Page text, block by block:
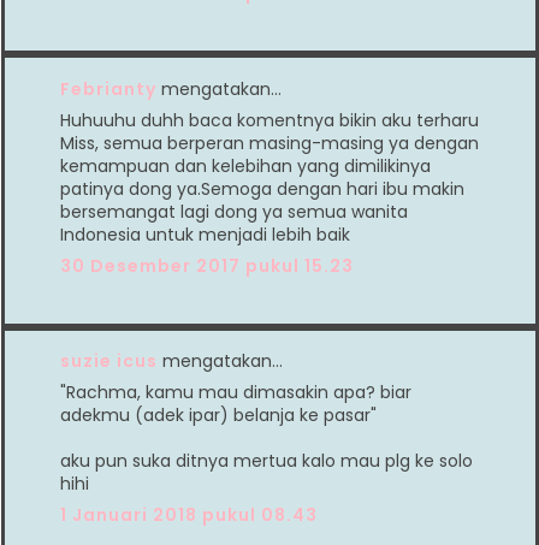
Febrianty mengatakan…
Huhuuhu duhh baca komentnya bikin aku terharu
Miss, semua berperan masing-masing ya dengan
kemampuan dan kelebihan yang dimilikinya
patinya dong ya.Semoga dengan hari ibu makin
bersemangat lagi dong ya semua wanita
Indonesia untuk menjadi lebih baik
30 Desember 2017 pukul 15.23
suzie icus mengatakan…
"Rachma, kamu mau dimasakin apa? biar
adekmu (adek ipar) belanja ke pasar"
aku pun suka ditnya mertua kalo mau plg ke solo
hihi
1 Januari 2018 pukul 08.43